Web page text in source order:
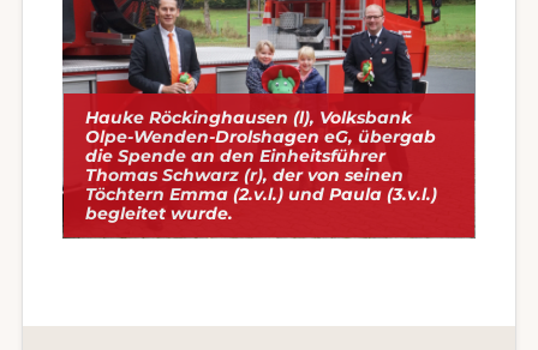
Hauke Röckinghausen (l), Volksbank
Olpe-Wenden-Drolshagen eG, übergab
die Spende an den Einheitsführer
Thomas Schwarz (r), der von seinen
Töchtern Emma (2.v.l.) und Paula (3.v.l.)
begleitet wurde.